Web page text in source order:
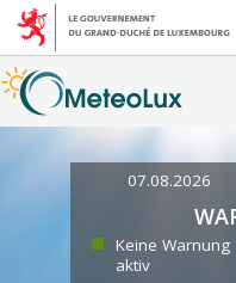
07.08.2026
Keine Warnung
aktiv